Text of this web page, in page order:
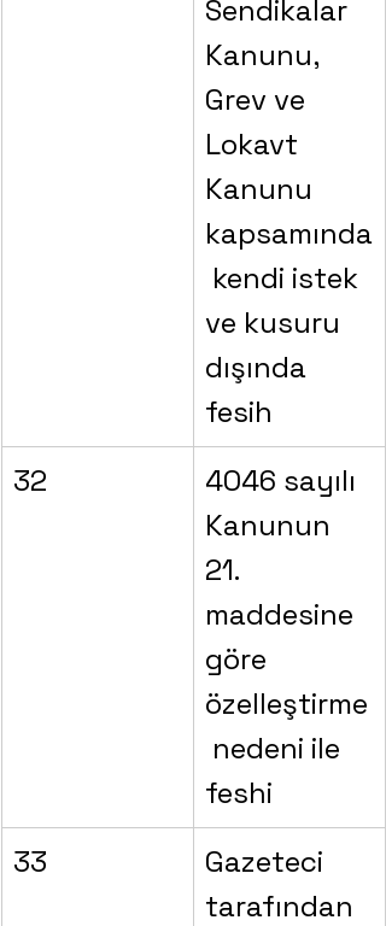
Sendikalar
Kanunu,
Grev ve
Lokavt
Kanunu
kapsamında
kendi istek
ve kusuru
dışında
fesih
32
4046 sayılı
Kanunun
21.
maddesine
göre
özelleştirme
nedeni ile
feshi
33
Gazeteci
tarafından